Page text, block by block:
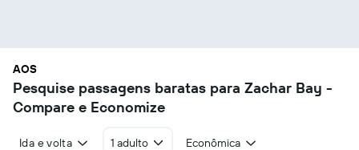
AOS
Pesquise passagens baratas para Zachar Bay -
Compare e Economize
Ida e volta 1 adulto Econômica